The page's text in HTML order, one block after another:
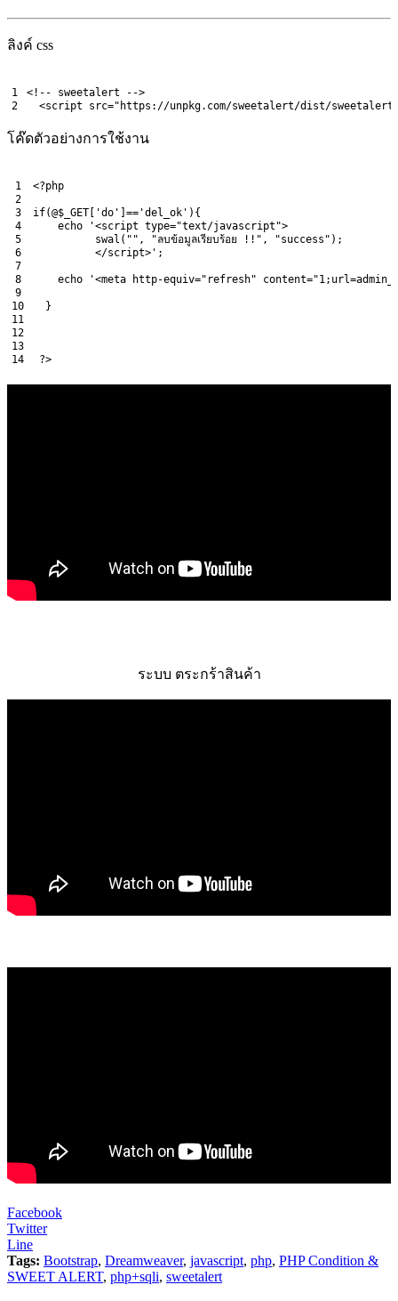
ลิงค์ css
1
2
< ! -- sweetalert -->
<script src="https://unpkg.com/sweetalert/dist/
โค๊ดตัวอย่างการใช้งาน
1
2
3
4
5
6
7
8
9
10
11
12
13
14
<?php
if(@$_GET [ 'do' ] == 'del_ok' ) {
echo
'<script type="text/javascript">
swal("", "ลบข้อมูลเรียบร้อย !!", "success");
</script>' ;
echo '<meta http-equiv="refresh"
}
?>
ระบบ ตระกร้าสินค้า
Facebook
Twitter
Line
Tags: Bootstrap, Dreamweaver, javascript, php, PHP Condition &
SWEET ALERT, php+sqli, sweetalert